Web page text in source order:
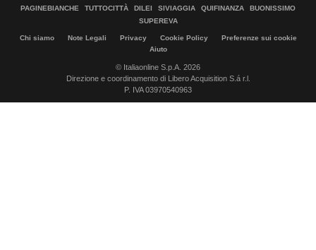
PAGINEBIANCHE
TUTTOCITTÀ DILEI SIVIAGGIA QUIFINANZA
BUONISSIMO
SUPEREVA
Chi siamo Note Legali Privacy Cookie Policy
Preferenze sui cookie
Aiuto
© Italiaonline S.p.A. 2026
Direzione e coordinamento di Libero Acquisition S.á r.l.
P. IVA 03970540963